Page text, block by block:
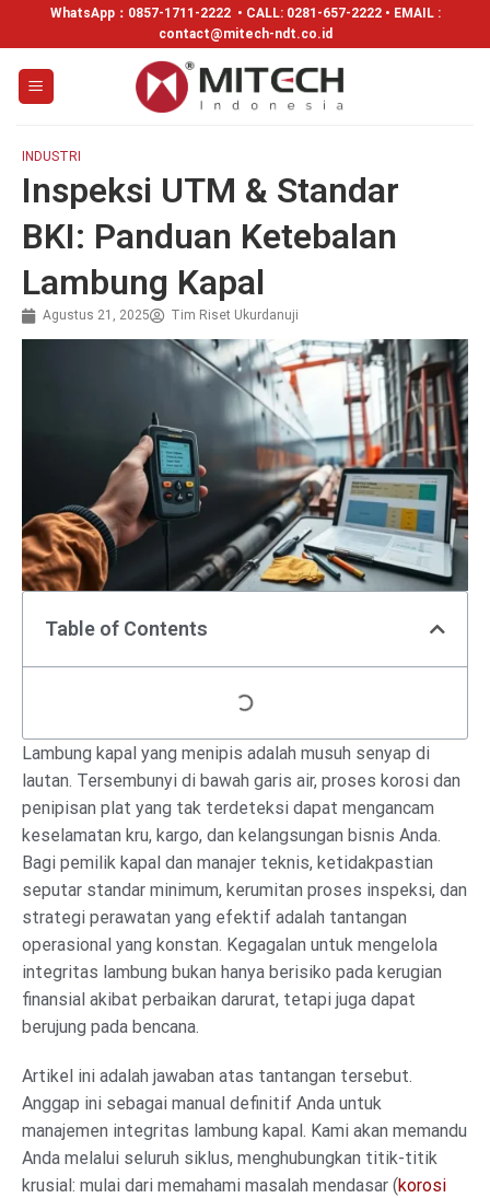
WhatsApp： 0857-1711-2222 • CALL: 0281-657-2222 • EMAIL :
contact@mitech-ndt.co.id
INDUSTRI
Inspeksi UTM & Standar
BKI: Panduan Ketebalan
Lambung Kapal
Agustus 21, 2025 Tim Riset Ukurdanuji
Table of Contents
Lambung kapal yang menipis adalah musuh senyap di
lautan. Tersembunyi di bawah garis air, proses korosi dan
penipisan plat yang tak terdeteksi dapat mengancam
keselamatan kru, kargo, dan kelangsungan bisnis Anda.
Bagi pemilik kapal dan manajer teknis, ketidakpastian
seputar standar minimum, kerumitan proses inspeksi, dan
strategi perawatan yang efektif adalah tantangan
operasional yang konstan. Kegagalan untuk mengelola
integritas lambung bukan hanya berisiko pada kerugian
finansial akibat perbaikan darurat, tetapi juga dapat
berujung pada bencana.
Artikel ini adalah jawaban atas tantangan tersebut.
Anggap ini sebagai manual definitif Anda untuk
manajemen integritas lambung kapal. Kami akan memandu
Anda melalui seluruh siklus, menghubungkan titik-titik
krusial: mulai dari memahami masalah mendasar (korosi